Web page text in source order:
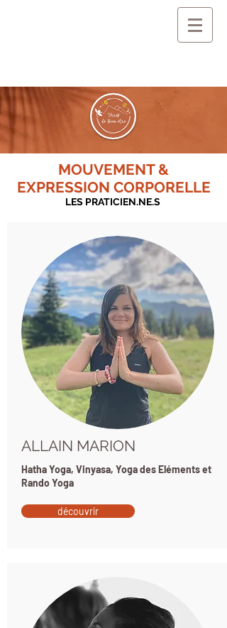
MOUVEMENT &
EXPRESSION CORPORELLE
LES PRATICIEN.NE.S
ALLAIN MARION
Hatha Yoga, Vinyasa, Yoga des Eléments et
Rando Yoga
découvrir